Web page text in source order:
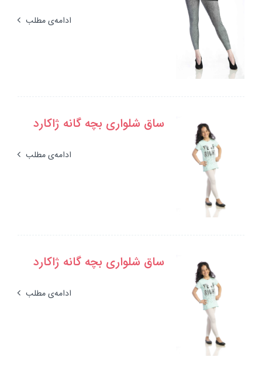
ادامه‌ی مطلب
ساق شلواری بچه گانه ژاکارد
ادامه‌ی مطلب
ساق شلواری بچه گانه ژاکارد
ادامه‌ی مطلب